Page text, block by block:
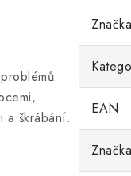
a škrábání.
Značka
EAN
Značka